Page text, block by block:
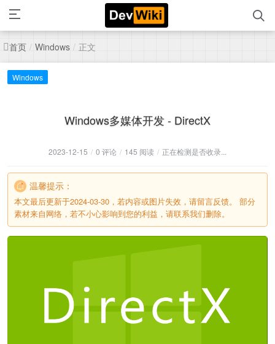
首页 / Windows / 正文
Windows
Windows多媒体开发 - DirectX
2023-12-15 / 0 评论 / 145 阅读 / 正在检测是否收录...
温馨提示：
本文最后更新于2024-03-30，若内容或图片失效，请留言反馈。 部分
素材来自网络，若不小心影响到您的利益，请联系我们删除。